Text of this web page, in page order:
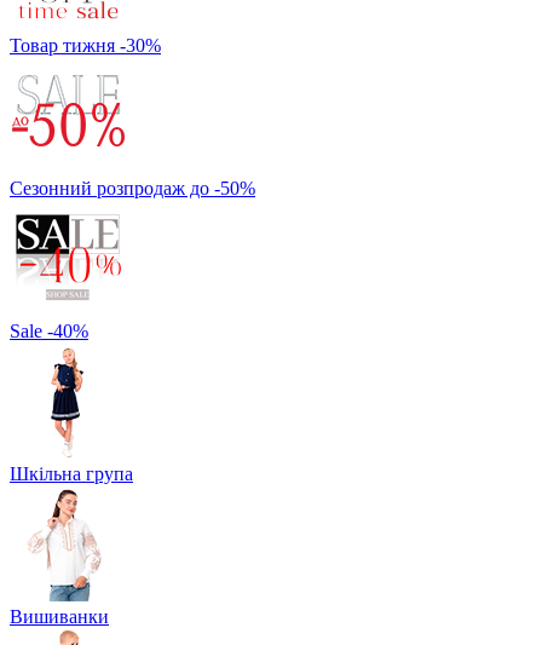
Товар тижня -30%
Сезонний розпродаж до -50%
Sale -40%
Шкільна група
Вишиванки